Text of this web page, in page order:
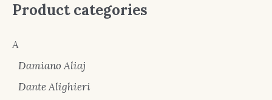
Product categories
A
Damiano Aliaj
Dante Alighieri